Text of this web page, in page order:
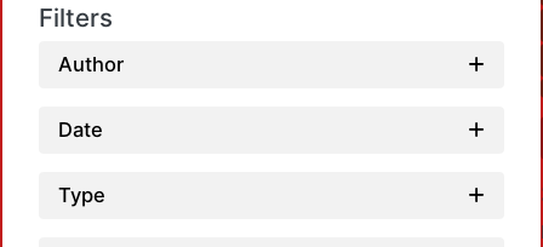
Filters
Author
Date
Type